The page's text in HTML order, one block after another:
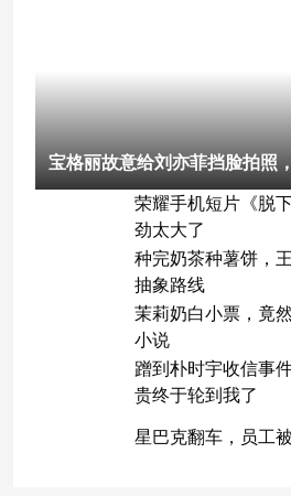
宝格丽故意给刘亦菲挡脸拍照
荣耀手机短片《脱
劲太大了
种完奶茶种薯饼，
抽象路线
茉莉奶白小票，竟
小说
蹭到朴时宇收信事
贵终于轮到我了
星巴克翻车，员工